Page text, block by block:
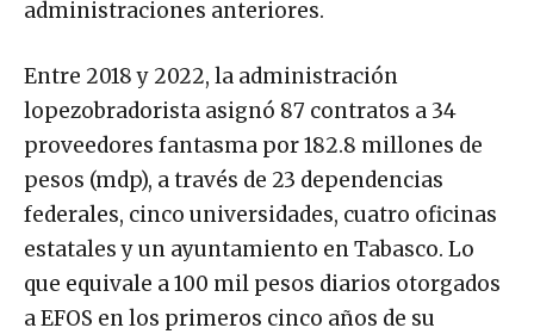
administraciones anteriores.
Entre 2018 y 2022, la administración
lopezobradorista asignó 87 contratos a 34
proveedores fantasma por 182.8 millones de
pesos (mdp), a través de 23 dependencias
federales, cinco universidades, cuatro oficinas
estatales y un ayuntamiento en Tabasco. Lo
que equivale a 100 mil pesos diarios otorgados
a EFOS en los primeros cinco años de su